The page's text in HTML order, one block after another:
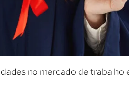
no mercado de trabalho